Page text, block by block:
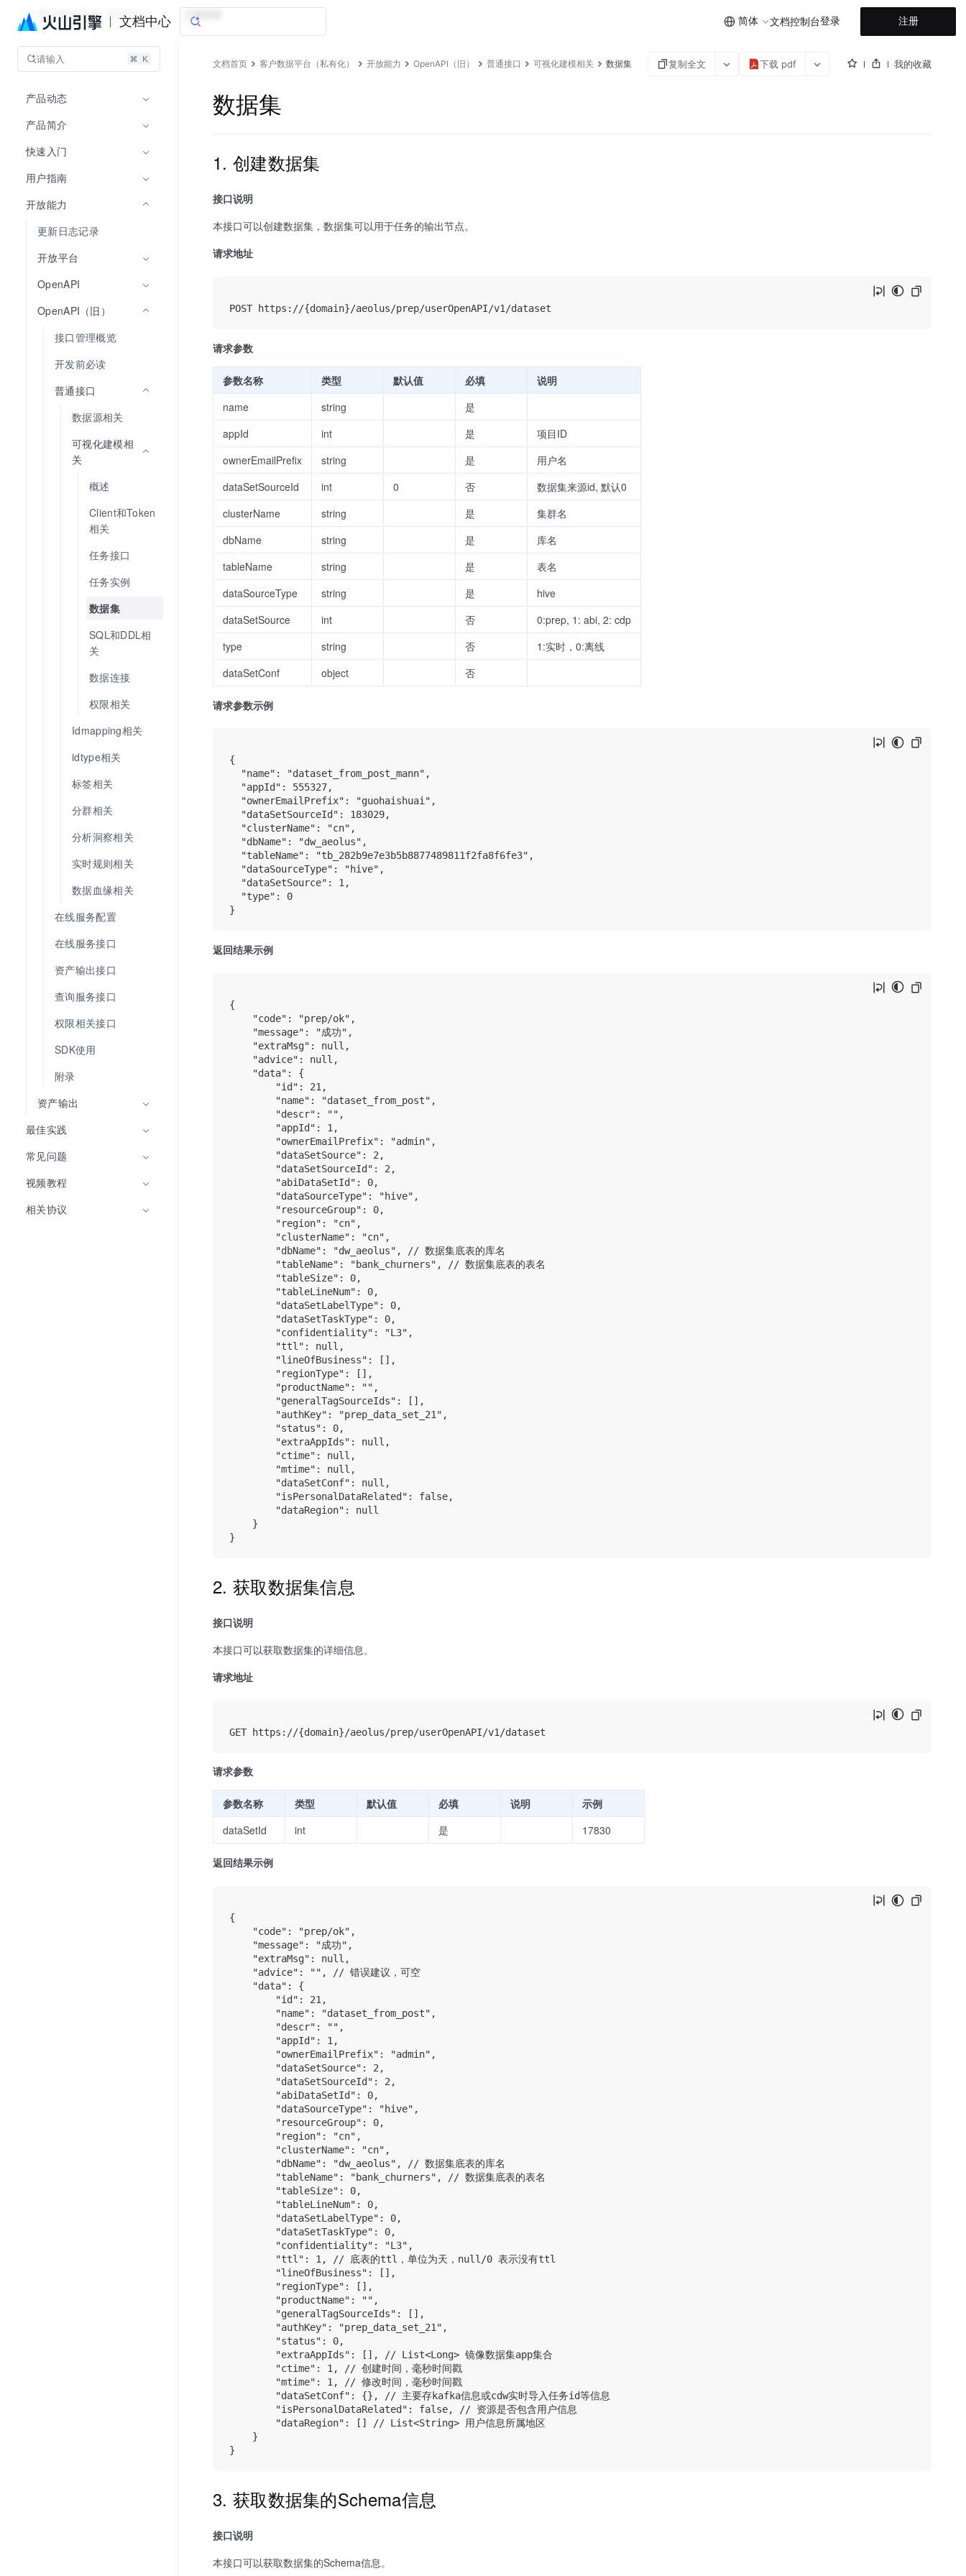
文档中心 简体 文档控制台登录 注册
客户数据平台（私有化） 文档指南
请输入
产品动态
产品简介
快速入门
用户指南
开放能力
更新日志记录
开放平台
OpenAPI
OpenAPI（旧）
接口管理概览
开发前必读
普通接口
数据源相关
可视化建模相
关
概述
Client和Token
相关
任务接口
任务实例
数据集
SQL和DDL相
关
数据连接
权限相关
Idmapping相关
idtype相关
标签相关
分群相关
分析洞察相关
实时规则相关
数据血缘相关
在线服务配置
在线服务接口
资产输出接口
查询服务接口
权限相关接口
SDK使用
附录
资产输出
最佳实践
常见问题
视频教程
相关协议
文档首页 客户数据平台（私有化） 开放能力 OpenAPI（旧） 普通接口 可视化建模相关 数据集 复制全文 下载 pdf 我的收藏
数据集
1. 创建数据集
接口说明
本接口可以创建数据集，数据集可以用于任务的输出节点。
请求地址
请求参数
参数名称 类型 默认值 必填
说明
name
string
是
appId
int 是
项目ID
ownerEmailPrefix
string 是
用户名
dataSetSourceId
int 0 否
数据集来源id, 默认0
clusterName
string 是
集群名
dbName
string 是
库名
tableName
string 是
表名
dataSourceType
string 是
hive
dataSetSource
int 否
0:prep, 1: abi, 2: cdp
type
string 否
1:实时，0:离线
dataSetConf
object 否
请求参数示例
{
  "name": "dataset_from_post_mann",
  "appId": 555327,
  "ownerEmailPrefix": "guohaishuai",
  "dataSetSourceId": 183029,
  "clusterName": "cn",
  "dbName": "dw_aeolus",
  "tableName": "tb_282b9e7e3b5b8877489811f2fa8f6fe3",
  "dataSourceType": "hive",
  "dataSetSource": 1,
  "type": 0
返回结果示例
{
    "code": "prep/ok",
    "message": "成功",
    "extraMsg": null,
    "advice": null,
    "data": {
        "id": 21,
        "name": "dataset_from_post",
        "descr": "",
        "appId": 1,
        "ownerEmailPrefix": "admin",
        "dataSetSource": 2,
        "dataSetSourceId": 2,
        "abiDataSetId": 0,
        "dataSourceType": "hive",
        "resourceGroup": 0,
        "region": "cn",
        "clusterName": "cn",
        "dbName": "dw_aeolus", // 数据集底表的库名
        "tableName": "bank_churners", // 数据集底表的表名
        "tableSize": 0,
        "tableLineNum": 0,
        "dataSetLabelType": 0,
        "dataSetTaskType": 0,
        "confidentiality": "L3",
        "ttl": null,
        "lineOfBusiness": [],
        "regionType": [],
        "productName": "",
        "generalTagSourceIds": [],
        "authKey": "prep_data_set_21",
        "status": 0,
        "extraAppIds": null,
        "ctime": null,
        "mtime": null,
        "dataSetConf": null,
        "isPersonalDataRelated": false,
        "dataRegion": null
    }
2. 获取数据集信息
接口说明
本接口可以获取数据集的详细信息。
请求地址
请求参数
参数名称 类型 默认值 必填 说明
示例
dataSetId
int 是 17830
返回结果示例
{
    "code": "prep/ok",
    "message": "成功",
    "extraMsg": null,
    "advice": "", // 错误建议，可空
    "data": {
        "id": 21,
        "name": "dataset_from_post",
        "descr": "",
        "appId": 1,
        "ownerEmailPrefix": "admin",
        "dataSetSource": 2,
        "dataSetSourceId": 2,
        "abiDataSetId": 0,
        "dataSourceType": "hive",
        "resourceGroup": 0,
        "region": "cn",
        "clusterName": "cn",
        "dbName": "dw_aeolus", // 数据集底表的库名
        "tableName": "bank_churners", // 数据集底表的表名
        "tableSize": 0,
        "tableLineNum": 0,
        "dataSetLabelType": 0,
        "dataSetTaskType": 0,
        "confidentiality": "L3",
        "ttl": 1, // 底表的ttl，单位为天，null/0 表示没有ttl
        "lineOfBusiness": [],
        "regionType": [],
        "productName": "",
        "generalTagSourceIds": [],
        "authKey": "prep_data_set_21",
        "status": 0,
        "extraAppIds": [], // List<Long> 镜像数据集app集合
        "ctime": 1, // 创建时间，毫秒时间戳
        "mtime": 1, // 修改时间，毫秒时间戳
        "dataSetConf": {}, // 主要存kafka信息或cdw实时导入任务id等信息
        "isPersonalDataRelated": false, // 资源是否包含用户信息
        "dataRegion": [] // List<String> 用户信息所属地区
    }
3. 获取数据集的Schema信息
接口说明
本接口可以获取数据集的Schema信息。